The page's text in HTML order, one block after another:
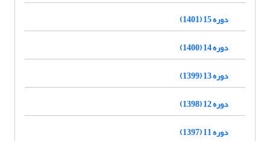
دوره 15 (1401)
دوره 14 (1400)
دوره 13 (1399)
دوره 12 (1398)
دوره 11 (1397)